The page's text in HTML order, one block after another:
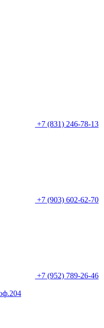
+7 (831) 246-78-13
+7 (903) 602-62-70
+7 (952) 789-26-46